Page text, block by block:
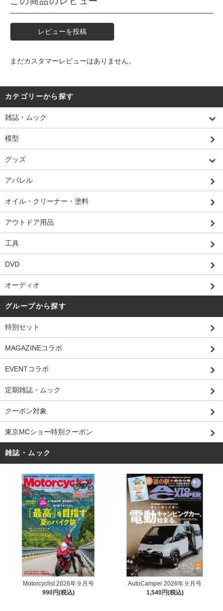
レビューを投稿
まだカスタマーレビューはありません。
カテゴリーから探す
雑誌・ムック
模型
グッズ
アパレル
オイル・クリーナー・塗料
アウトドア用品
工具
DVD
オーディオ
グループから探す
特別セット
MAGAZINEコラボ
EVENTコラボ
定期雑誌・ムック
クーポン対象
東京MCショー特別クーポン
雑誌・ムック
Motorcyclist 2026年９月号
990円(税込)
AutoCamper 2026年９月号
1,540円(税込)